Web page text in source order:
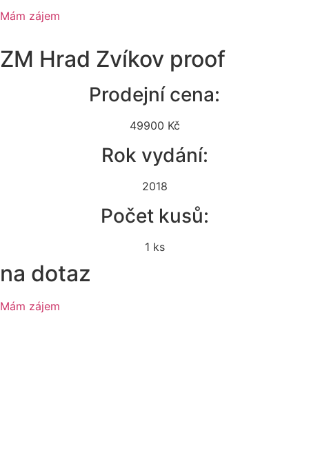
Mám zájem
ZM Hrad Zvíkov proof
Prodejní cena:
49900 Kč
Rok vydání:
2018
Počet kusů:
1 ks
na dotaz
Mám zájem